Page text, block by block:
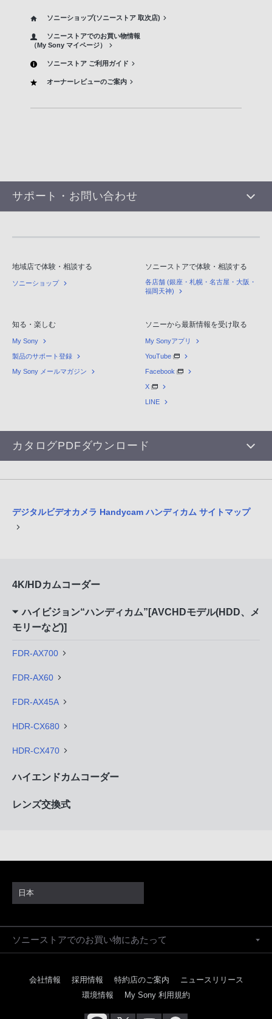
ソニーショップ(ソニーストア 取次店)
ソニーストアでのお買い物情報
（My Sony マイページ）
ソニーストア ご利用ガイド
オーナーレビューのご案内
サポート・お問い合わせ
地域店で体験・相談する
ソニーショップ
ソニーストアで体験・相談する
各店舗 (銀座・札幌・名古屋・大阪・
福岡天神)
知る・楽しむ
My Sony
製品のサポート登録
My Sony メールマガジン
ソニーから最新情報を受け取る
My Sonyアプリ
YouTube
Facebook
X
LINE
カタログPDFダウンロード
デジタルビデオカメラ Handycam ハンディカム サイトマップ
4K/HDカムコーダー
ハイビジョン“ハンディカム”[AVCHDモデル(HDD、メ
モリーなど)]
FDR-AX700
FDR-AX60
FDR-AX45A
HDR-CX680
HDR-CX470
ハイエンドカムコーダー
レンズ交換式
日本
ソニーストアでのお買い物にあたって
会社情報 採用情報 特約店のご案内
ニュースリリース
環境情報
My Sony 利用規約